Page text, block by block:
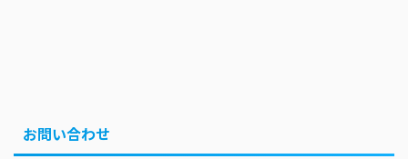
お問い合わせ